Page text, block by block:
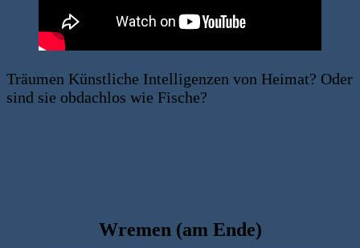
Träumen Künstliche Intelligenzen von Heimat? Oder
sind sie obdachlos wie Fische?
Wremen (am Ende)